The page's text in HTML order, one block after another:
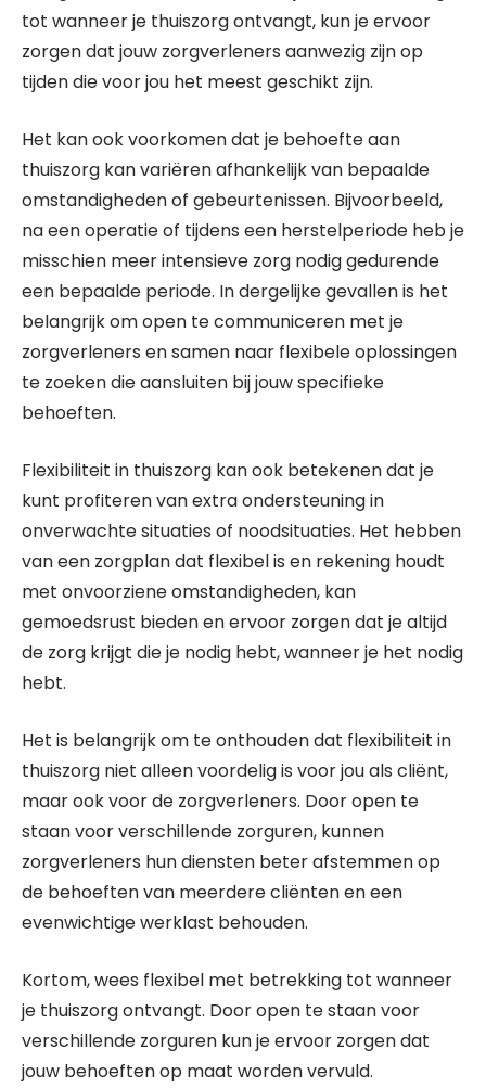
tot wanneer je thuiszorg ontvangt, kun je ervoor
zorgen dat jouw zorgverleners aanwezig zijn op
tijden die voor jou het meest geschikt zijn.
Het kan ook voorkomen dat je behoefte aan
thuiszorg kan variëren afhankelijk van bepaalde
omstandigheden of gebeurtenissen. Bijvoorbeeld,
na een operatie of tijdens een herstelperiode heb je
misschien meer intensieve zorg nodig gedurende
een bepaalde periode. In dergelijke gevallen is het
belangrijk om open te communiceren met je
zorgverleners en samen naar flexibele oplossingen
te zoeken die aansluiten bij jouw specifieke
behoeften.
Flexibiliteit in thuiszorg kan ook betekenen dat je
kunt profiteren van extra ondersteuning in
onverwachte situaties of noodsituaties. Het hebben
van een zorgplan dat flexibel is en rekening houdt
met onvoorziene omstandigheden, kan
gemoedsrust bieden en ervoor zorgen dat je altijd
de zorg krijgt die je nodig hebt, wanneer je het nodig
hebt.
Het is belangrijk om te onthouden dat flexibiliteit in
thuiszorg niet alleen voordelig is voor jou als cliënt,
maar ook voor de zorgverleners. Door open te
staan voor verschillende zorguren, kunnen
zorgverleners hun diensten beter afstemmen op
de behoeften van meerdere cliënten en een
evenwichtige werklast behouden.
Kortom, wees flexibel met betrekking tot wanneer
je thuiszorg ontvangt. Door open te staan voor
verschillende zorguren kun je ervoor zorgen dat
jouw behoeften op maat worden vervuld.